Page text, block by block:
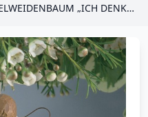
ENGELWEIDENBAUM „ICH DENKE AN DICH“ ZUM AUFHÄNGEN